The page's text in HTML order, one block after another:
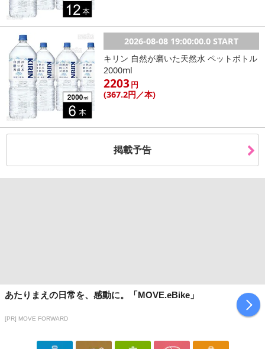
2026-08-08 19:00:00.0 START
キリン 自然が磨いた天然水 ペットボトル
2000ml
2203円
(367.2円／本)
掲載予告
あたりまえの日常を、感動に。「MOVE.eBike」
[PR] MOVE FORWARD